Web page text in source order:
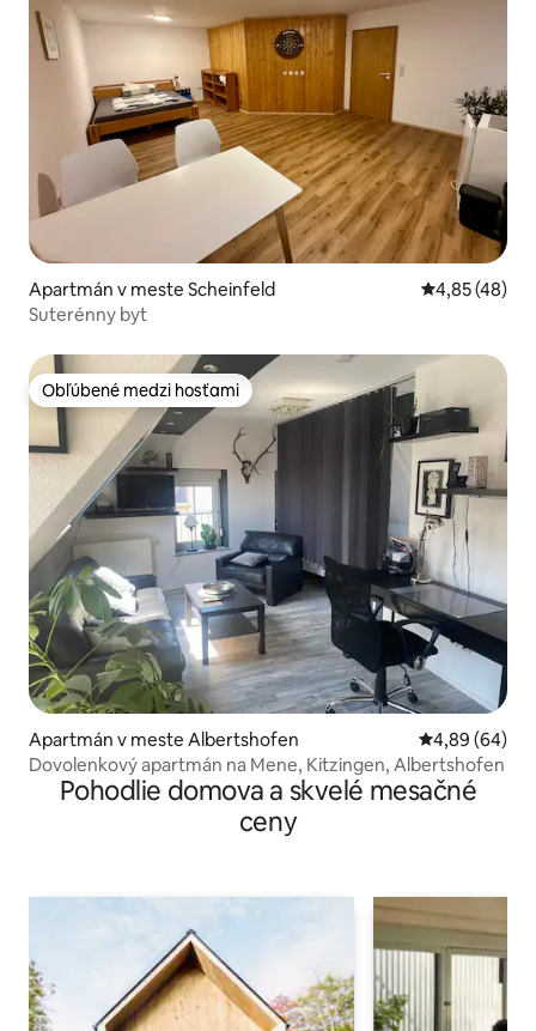
Apartmán v meste Scheinfeld Priemerné
4,85 (48)
Suterénny byt
Obľúbené medzi hosťami
Obľúbené medzi hosťami
Apartmán v meste Albertshofen Priemerné
4,89 (64)
Dovolenkový apartmán na Mene, Kitzingen, Albertshofen
Pohodlie domova a skvelé mesačné
ceny